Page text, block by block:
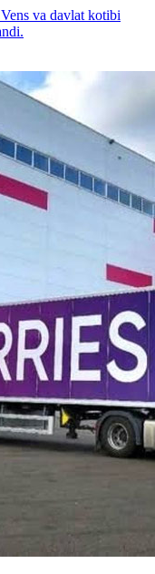
va davlat kotibi